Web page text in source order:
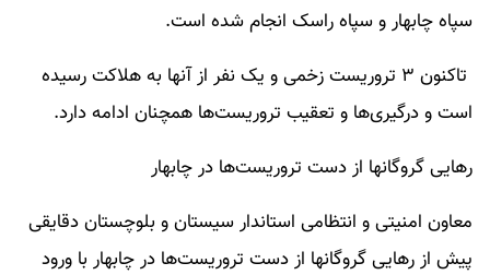
سپاه چابهار و سپاه راسک انجام شده است.
تاکنون ۳ تروریست زخمی و یک نفر از آنها به هلاکت رسیده
است و درگیری‌ها و تعقیب تروریست‌ها همچنان ادامه دارد.
رهایی گروگانها از دست تروریست‌ها در چابهار
معاون امنیتی و انتظامی استاندار سیستان و بلوچستان دقایقی
پیش از رهایی گروگانها از دست تروریست‌ها در چابهار با ورود